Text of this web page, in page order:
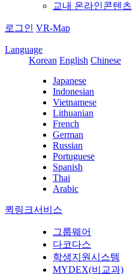
교내 온라인콘텐츠
로그인 VR-Map
Language
Korean English Chinese
Japanese
Indonesian
Vietnamese
Lithuanian
French
German
Russian
Portuguese
Spanish
Thai
Arabic
퀵링크서비스
그룹웨어
다코다스
학생지원시스템
MYDEX(비교과)